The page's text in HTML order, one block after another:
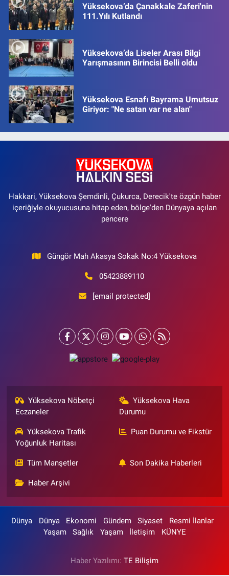
Yüksekova’da Çanakkale Zaferi'nin
111.Yılı Kutlandı
Yüksekova’da Liseler Arası Bilgi
Yarışmasının Birincisi Belli oldu
Yüksekova Esnafı Bayrama Umutsuz
Giriyor: "Ne satan var ne alan"
Hakkari, Yüksekova Şemdinli, Çukurca, Derecik'te özgün haber
içeriğiyle okuyucusuna hitap eden, bölge'den Dünyaya açılan
pencere
Güngör Mah Akasya Sokak No:4 Yüksekova
05423889110
[email protected]
Yüksekova Nöbetçi
Eczaneler
Yüksekova Hava
Durumu
Yüksekova Trafik
Yoğunluk Haritası
Puan Durumu ve Fikstür
Tüm Manşetler Son Dakika Haberleri
Haber Arşivi
Dünya Dünya Ekonomi Gündem Siyaset
Resmi İlanlar
Yaşam
Sağlık Yaşam İletişim KÜNYE
Haber Yazılımı: TE Bilişim